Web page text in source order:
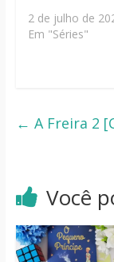
2 de julho de
Em "Séries"
← A Freira 2
Você